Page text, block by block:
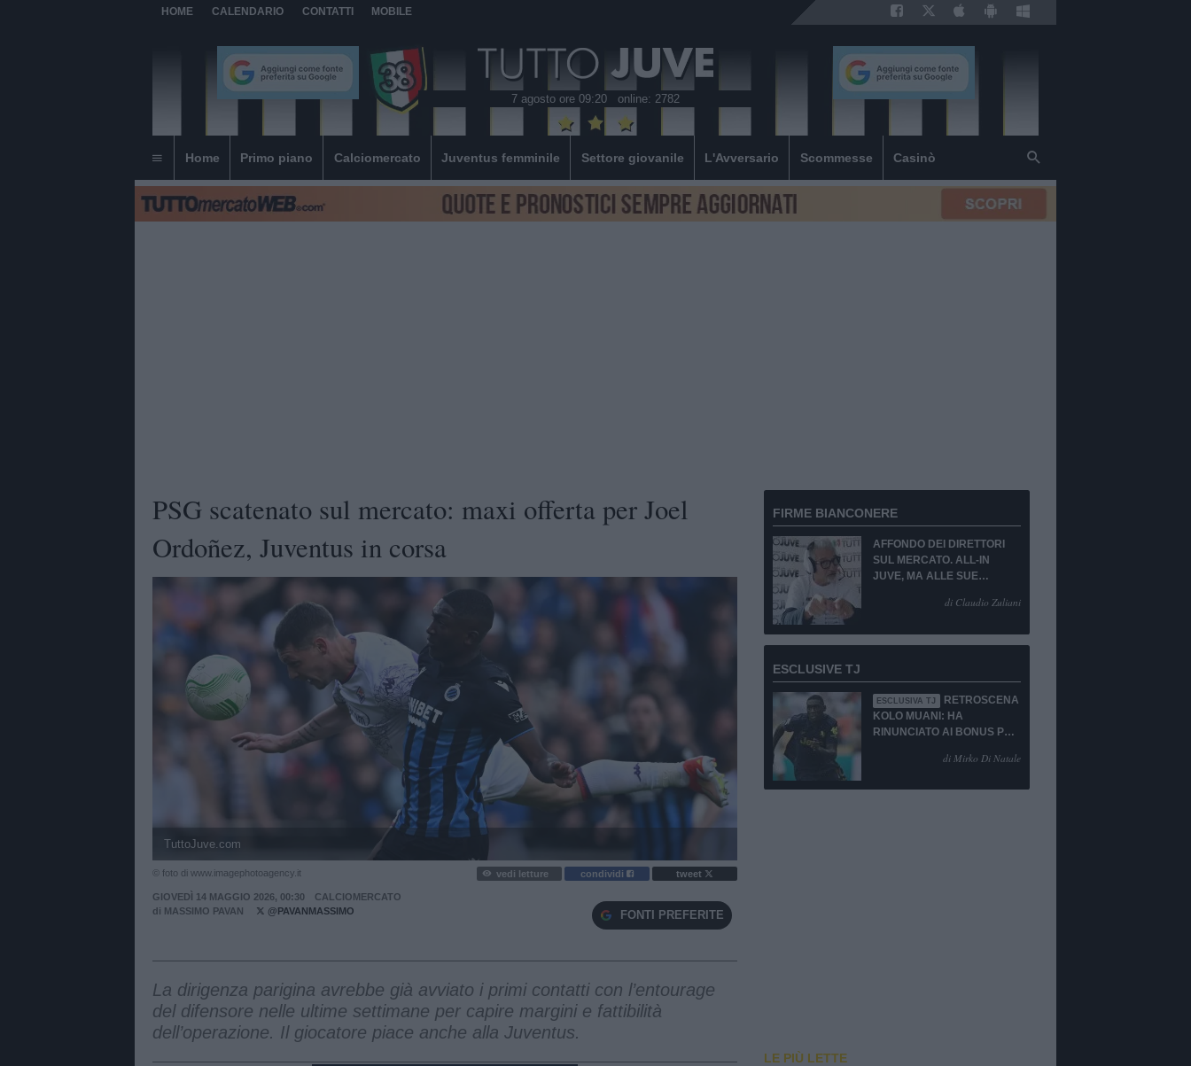
HOME CALENDARIO CONTATTI MOBILE
7 agosto ore 09:20 online: 2782
Home Primo piano Calciomercato Juventus femminile Settore giovanile L'Avversario Scommesse Casinò
PSG scatenato sul mercato: maxi offerta per Joel
Ordoñez, Juventus in corsa
TuttoJuve.com
© foto di www.imagephotoagency.it vedi letture condividi tweet
GIOVEDÌ 14 MAGGIO 2026, 00:30
CALCIOMERCATO
di MASSIMO PAVAN @PAVANMASSIMO FONTI PREFERITE
La dirigenza parigina avrebbe già avviato i primi contatti con l’entourage
del difensore nelle ultime settimane per capire margini e fattibilità
dell’operazione. Il giocatore piace anche alla Juventus.
FIRME BIANCONERE
AFFONDO DEI DIRETTORI
SUL MERCATO. ALL-IN
JUVE, MA ALLE SUE
di Claudio Zuliani
ESCLUSIVE TJ
ESCLUSIVA TJ
RETROSCENA
KOLO MUANI: HA
RINUNCIATO AI BONUS PUR
di Mirko Di Natale
LE PIÙ LETTE